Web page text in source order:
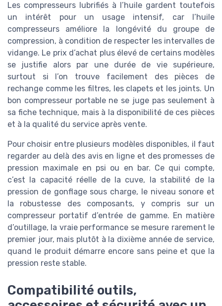
Les compresseurs lubrifiés à l’huile gardent toutefois
un intérêt pour un usage intensif, car l’huile
compresseurs améliore la longévité du groupe de
compression, à condition de respecter les intervalles de
vidange. Le prix d’achat plus élevé de certains modèles
se justifie alors par une durée de vie supérieure,
surtout si l’on trouve facilement des pièces de
rechange comme les filtres, les clapets et les joints. Un
bon compresseur portable ne se juge pas seulement à
sa fiche technique, mais à la disponibilité de ces pièces
et à la qualité du service après vente.
Pour choisir entre plusieurs modèles disponibles, il faut
regarder au delà des avis en ligne et des promesses de
pression maximale en psi ou en bar. Ce qui compte,
c’est la capacité réelle de la cuve, la stabilité de la
pression de gonflage sous charge, le niveau sonore et
la robustesse des composants, y compris sur un
compresseur portatif d’entrée de gamme. En matière
d’outillage, la vraie performance se mesure rarement le
premier jour, mais plutôt à la dixième année de service,
quand le produit démarre encore sans peine et que la
pression reste stable.
Compatibilité outils,